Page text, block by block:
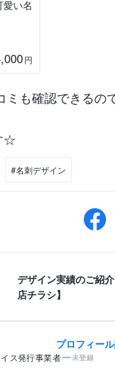
い名
円
ミも確認できるの
☆
#名刺デザイン
デザイン実績のご紹
店チラシ】
プロフィー
ス発行事業者 未登録